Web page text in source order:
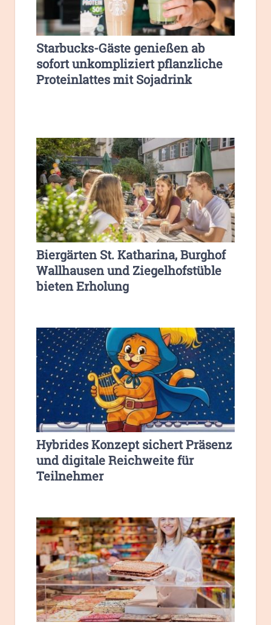
Starbucks-Gäste genießen ab
sofort unkompliziert pflanzliche
Proteinlattes mit Sojadrink
Biergärten St. Katharina, Burghof
Wallhausen und Ziegelhofstüble
bieten Erholung
Hybrides Konzept sichert Präsenz
und digitale Reichweite für
Teilnehmer